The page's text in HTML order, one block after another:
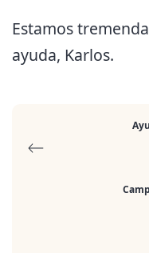
Estamos
ayuda, Karlos.